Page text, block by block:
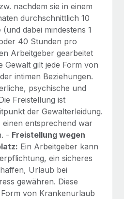
nachdem sie in einem
durchschnittlich 10
dabei mindestens 1
40 Stunden pro
Arbeitgeber gearbeitet
Gewalt gilt jede Form von
intimen Beziehungen.
psychische und
Freistellung ist
der Gewalterleidung.
entsprechend war
- Freistellung wegen
Ein Arbeitgeber kann
ein sicheres
Urlaub bei
gewähren. Diese
von Krankenurlaub